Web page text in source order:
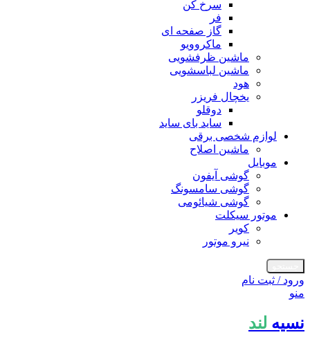
سرخ کن
فر
گاز صفحه ای
ماکروویو
ماشین ظرفشویی
ماشین لباسشویی
هود
یخچال فریزر
دوقلو
ساید بای ساید
لوازم شخصی برقی
ماشین اصلاح
موبایل
گوشی آیفون
گوشی سامسونگ
گوشی شیائومی
موتور سیکلت
کویر
نیرو موتور
ورود / ثبت نام
منو
نسیه لند